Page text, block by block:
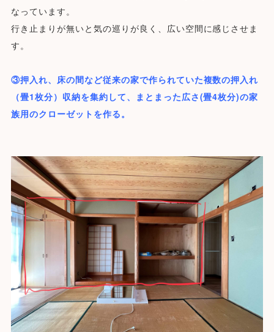
なっています。
行き止まりが無いと気の巡りが良く、広い空間に感じさせま
す。
③押入れ、床の間など従来の家で作られていた複数の押入れ
（畳1枚分） 収納を集約して、まとまった広さ(畳4枚分)の家
族用のクローゼットを作る。